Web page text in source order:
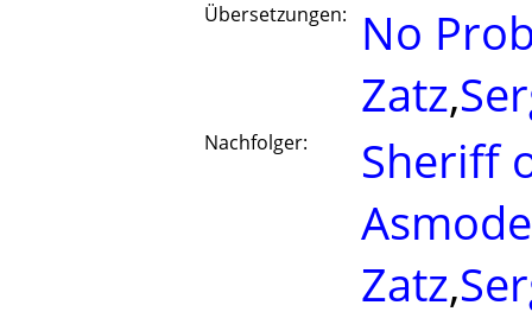
Übersetzungen:
No
Zatz,
Nachfolger:
Sheriff
Zatz,